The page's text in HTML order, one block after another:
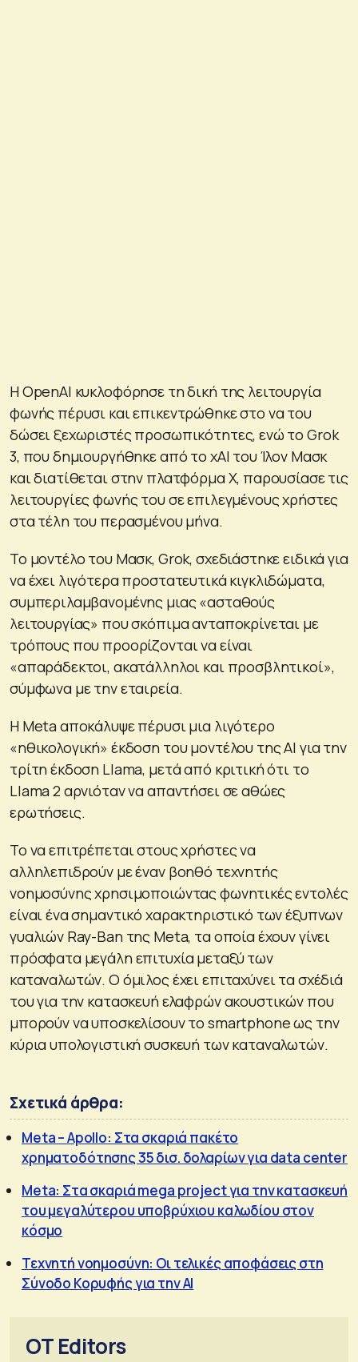
Η OpenAI κυκλοφόρησε τη δική της λειτουργία
φωνής πέρυσι και επικεντρώθηκε στο να του
δώσει ξεχωριστές προσωπικότητες, ενώ το Grok
3, που δημιουργήθηκε από το xAI του Ίλον Μασκ
και διατίθεται στην πλατφόρμα X, παρουσίασε τις
λειτουργίες φωνής του σε επιλεγμένους χρήστες
στα τέλη του περασμένου μήνα.
Το μοντέλο του Μασκ, Grok, σχεδιάστηκε ειδικά για
να έχει λιγότερα προστατευτικά κιγκλιδώματα,
συμπεριλαμβανομένης μιας «ασταθούς
λειτουργίας» που σκόπιμα ανταποκρίνεται με
τρόπους που προορίζονται να είναι
«απαράδεκτοι, ακατάλληλοι και προσβλητικοί»,
σύμφωνα με την εταιρεία.
Η Meta αποκάλυψε πέρυσι μια λιγότερο
«ηθικολογική» έκδοση του μοντέλου της AI για την
τρίτη έκδοση Llama, μετά από κριτική ότι το
Llama 2 αρνιόταν να απαντήσει σε αθώες
ερωτήσεις.
Το να επιτρέπεται στους χρήστες να
αλληλεπιδρούν με έναν βοηθό τεχνητής
νοημοσύνης χρησιμοποιώντας φωνητικές εντολές
είναι ένα σημαντικό χαρακτηριστικό των έξυπνων
γυαλιών Ray-Ban της Meta, τα οποία έχουν γίνει
πρόσφατα μεγάλη επιτυχία μεταξύ των
καταναλωτών. Ο όμιλος έχει επιταχύνει τα σχέδιά
του για την κατασκευή ελαφρών ακουστικών που
μπορούν να υποσκελίσουν το smartphone ως την
κύρια υπολογιστική συσκευή των καταναλωτών.
Σχετικά άρθρα:
Meta – Apollo: Στα σκαριά πακέτο
χρηματοδότησης 35 δισ. δολαρίων για data center
Meta: Στα σκαριά mega project για την κατασκευή
του μεγαλύτερου υποβρύχιου καλωδίου στον
κόσμο
Τεχνητή νοημοσύνη: Οι τελικές αποφάσεις στη
Σύνοδο Κορυφής για την AI
OT Editors